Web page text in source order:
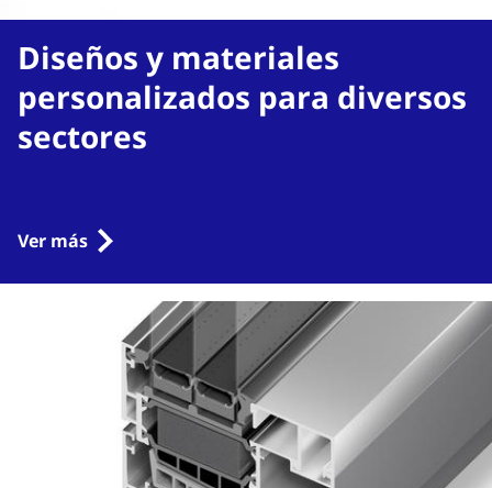
Diseños y materiales
personalizados para diversos
sectores
Ver más